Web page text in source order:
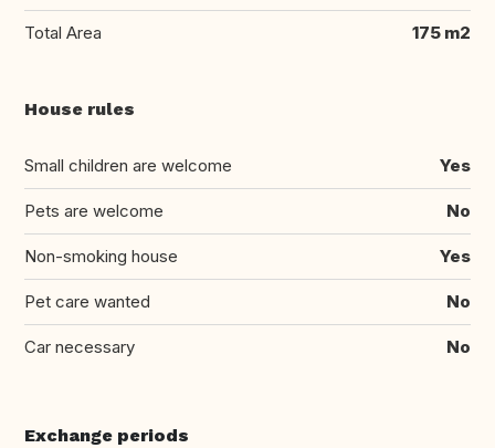
Total Area 175 m2
House rules
Small children are welcome Yes
Pets are welcome No
Non-smoking house Yes
Pet care wanted No
Car necessary No
Exchange periods